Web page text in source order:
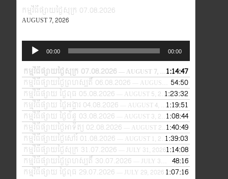
កម្មវិធីផ្សាយថ្ងៃសុក្រ 07.08.2026
AUGUST 7, 2026
Audio
Player
00:00 00:00
កម្មវិធីផ្សាយថ្ងៃសុក្រ 07.08.2026— AUGUST 7, 2026
1:14:47
កម្មវិធីផ្សាយថ្ងៃព្រហស្បតិ៍ 06.08.2026
— AUGUST 6, 2026
54:50
កម្មវិធីផ្សាយ ថ្ងៃពុធ 05.08.2026
— AUGUST 5, 2026 1:23:32
កម្មវិធីផ្សាយ ថ្ងៃអង្គារ 04.08.2026
— AUGUST 4, 2026
1:19:51
កម្មវិធីផ្សាយ ថ្ងៃច័ន្ទ 03.08.2026
— AUGUST 3, 2026 1:08:44
កម្មវិធីផ្សាយថ្ងៃអាទិត្យ 02.08.2026
— AUGUST 2, 2026 1:40:49
កម្មវិធីផ្សាយថ្ងៃសៅរ៍ 01.08.2026
— AUGUST 1, 2026 1:39:03
កម្មវិធីផ្សាយថ្ងៃសុក្រ 31.07.2026
— JULY 31, 20261:14:08
កម្មវិធីផ្សាយថ្ងៃព្រហស្បតិ៍ 30.07.2026
— JULY 30, 2026
48:16
កម្មវិធីផ្សាយ ថ្ងៃពុធ 29.07.2026
— JULY 29, 20261:07:16